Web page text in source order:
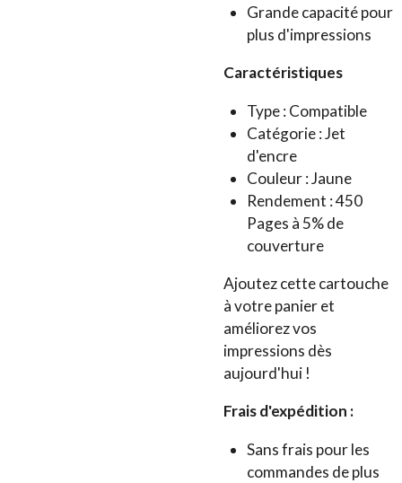
Grande capacité pour
plus d'impressions
Caractéristiques
Type : Compatible
Catégorie : Jet
d'encre
Couleur : Jaune
Rendement : 450
Pages à 5% de
couverture
Ajoutez cette cartouche
à votre panier et
améliorez vos
impressions dès
aujourd'hui !
Frais d'expédition :
Sans frais pour les
commandes de plus